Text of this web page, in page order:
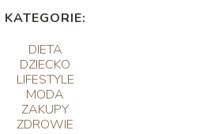
KATEGORIE:
DIETA
DZIECKO
LIFESTYLE
MODA
ZAKUPY
ZDROWIE